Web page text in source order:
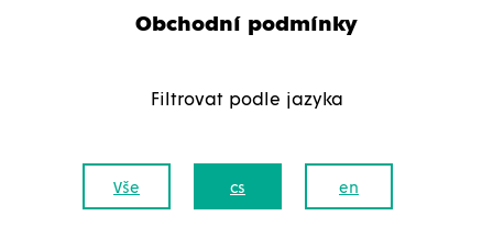
Obchodní podmínky
Filtrovat podle jazyka
Vše cs en